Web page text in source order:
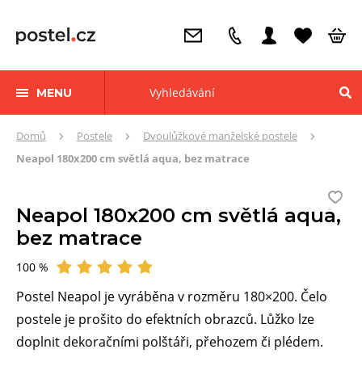
MENU
ZdeDomů Postele
Dvoulůžkové manželské postele
Neapol 180x200 cm světlá aqua, bez matrace
Neapol 180x200 cm světlá aqua,
bez matrace
Hodnocení
100 %
Postel Neapol je vyráběna v rozměru 180×200. Čelo
postele je prošito do efektních obrazců. Lůžko lze
doplnit dekoračními polštáři, přehozem či plédem.